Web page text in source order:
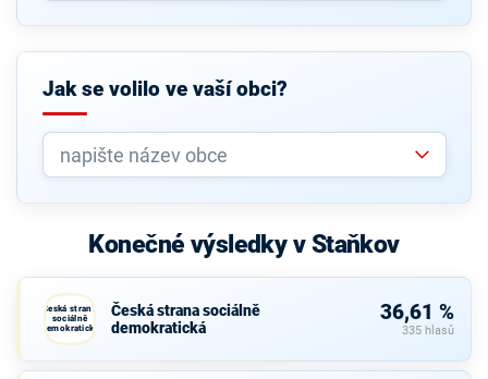
Jak se volilo ve vaší obci?
Konečné výsledky v Staňkov
Česká strana
sociálně
demokratická
Česká strana sociálně
demokratická
36,61 %
335 hlasů